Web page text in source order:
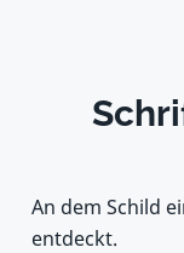
An dem Schild
entdeckt.